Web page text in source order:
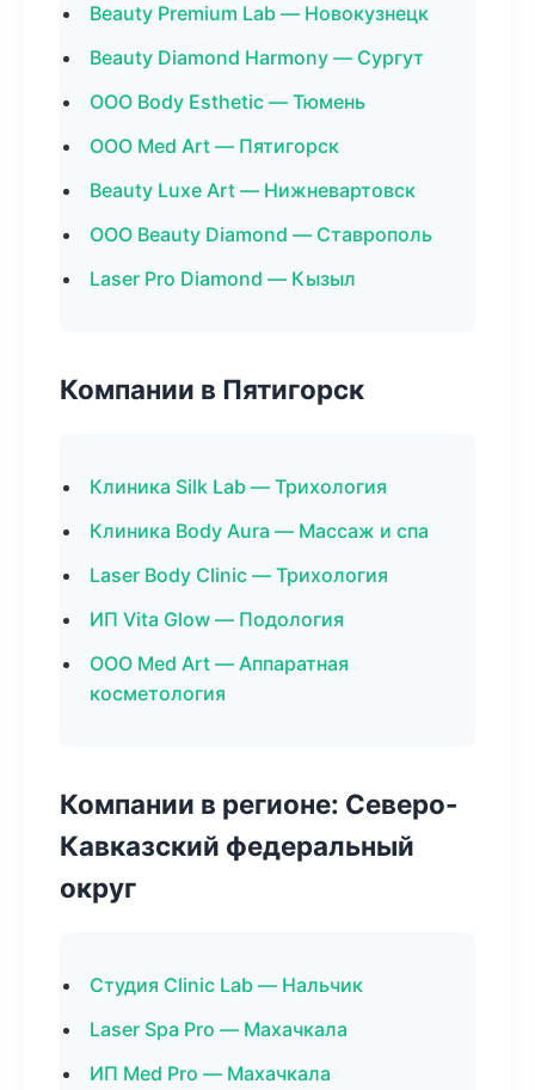
Beauty Premium Lab — Новокузнецк
Beauty Diamond Harmony — Сургут
ООО Body Esthetic — Тюмень
ООО Med Art — Пятигорск
Beauty Luxe Art — Нижневартовск
ООО Beauty Diamond — Ставрополь
Laser Pro Diamond — Кызыл
Компании в Пятигорск
Клиника Silk Lab — Трихология
Клиника Body Aura — Массаж и спа
Laser Body Clinic — Трихология
ИП Vita Glow — Подология
ООО Med Art — Аппаратная
косметология
Компании в регионе: Северо-
Кавказский федеральный
округ
Студия Clinic Lab — Нальчик
Laser Spa Pro — Махачкала
ИП Med Pro — Махачкала